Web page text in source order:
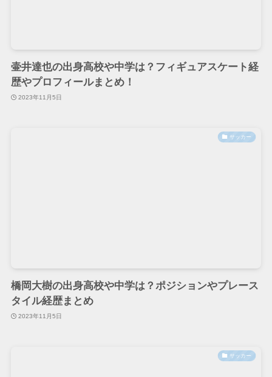
壷井達也の出身高校や中学は？フィギュアスケート経
歴やプロフィールまとめ！
2023年11月5日
サッカー
橋岡大樹の出身高校や中学は？ポジションやプレース
タイル経歴まとめ
2023年11月5日
サッカー